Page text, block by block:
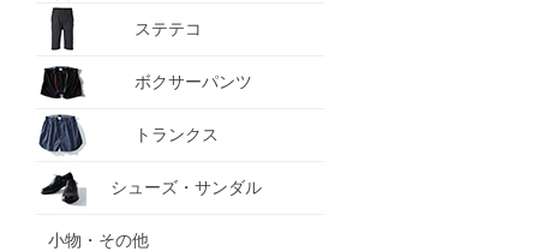
ステテコ
ボクサーパンツ
トランクス
シューズ・サンダル
小物・その他